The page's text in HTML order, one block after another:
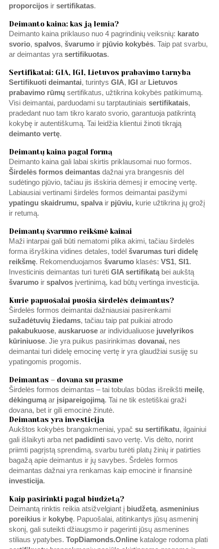
proporcijosir sertifikatas.
Deimanto kaina: kas ją lemia?
Deimanto kaina priklauso nuo 4 pagrindinių veiksnių: karato
svorio, spalvos, švarumoir pjūvio kokybės. Taip pat svarbu,
ar deimantas yra sertifikuotas.
Sertifikatai: GIA, IGI, Lietuvos prabavimo tarnyba
Sertifikuoti deimantai, turintys GIA, IGI ar Lietuvos
prabavimo rūmų sertifikatus, užtikrina kokybės patikimumą.
Visi deimantai, parduodami su tarptautiniais sertifikatais,
pradedant nuo tam tikro karato svorio, garantuoja patikrintą
kokybę ir autentiškumą. Tai leidžia klientui žinoti tikrąją
deimanto vertę.
Deimantų kaina pagal formą
Deimanto kaina gali labai skirtis priklausomai nuo formos.
Širdelės formos deimantasdažnai yra brangesnis dėl
sudėtingo pjūvio, tačiau jis išskiria dėmesį ir emocinę vertę.
Labiausiai vertinami širdelės formos deimantai pasižymi
ypatingu skaidrumu, spalva irpjūviu,kurie užtikrina jų grožį
ir retumą.
Deimantų švarumo reikšmė kainai
Maži intarpai gali būti nematomi plika akimi, tačiau širdelės
forma išryškina vidines detales, todėl švarumas turi didelę
reikšmę. Rekomenduojamos švarumoklasės: VS1, SI1.
Investicinis deimantas turi turėti GIA sertifikatą bei aukštą
švarumoirspalvos įvertinimą, kad būtų vertinga investicija.
Kurie papuošalai puošia širdelės deimantus?
Širdelės formos deimantai dažniausiai pasirenkami
sužadėtuvių žiedams, tačiau taip pat puikiai atrodo
pakabukuose, auskaruosear individualiuose juvelyrikos
kūriniuose. Jie yra puikus pasirinkimas dovanai,nes
deimantai turi didelę emocinę vertę ir yra glaudžiai susiję su
ypatingomis progomis.
Deimantas – dovana su prasme
Širdelės formos deimantas – tai tobulas būdas išreikšti meilę,
dėkingumąar įsipareigojimą. Tai ne tik estetiškai graži
dovana, bet ir gili emocinė žinutė.
Deimantas yra investicija
Aukštos kokybės brangakmeniai, ypač su sertifikatu, ilgainiui
gali išlaikyti arba net padidinti savo vertę. Vis dėlto, norint
priimti pagrįstą sprendimą, svarbu turėti platų žinių ir patirties
bagažą apie deimantus ir jų savybes. Šrdelės formos
deimantas dažnai yra renkamas kaip emocinė ir finansinė
investicija.
Kaip pasirinkti pagal biudžetą?
Deimantą rinktis reikia atsižvelgiant į biudžetą, asmeninius
poreikiusir kokybę. Papuošalai, atitinkantys jūsų asmeninį
skonį, gali suteikti džiaugsmo ir pagerinti jūsų asmenines
stiliaus ypatybes. TopDiamonds.Onlinekataloge rodoma plati